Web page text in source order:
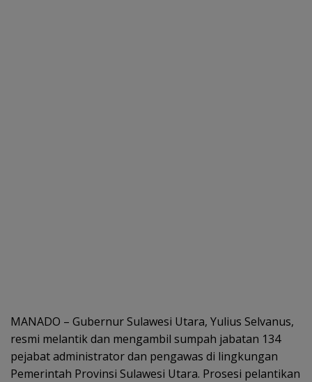
MANADO – Gubernur Sulawesi Utara, Yulius Selvanus,
resmi melantik dan mengambil sumpah jabatan 134
pejabat administrator dan pengawas di lingkungan
Pemerintah Provinsi Sulawesi Utara. Prosesi pelantikan